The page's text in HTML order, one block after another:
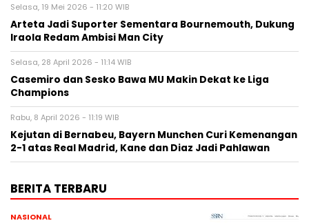
Selasa, 19 Mei 2026 - 11:20 WIB
Arteta Jadi Suporter Sementara Bournemouth, Dukung
Iraola Redam Ambisi Man City
Selasa, 28 April 2026 - 11:14 WIB
Casemiro dan Sesko Bawa MU Makin Dekat ke Liga
Champions
Rabu, 8 April 2026 - 11:19 WIB
Kejutan di Bernabeu, Bayern Munchen Curi Kemenangan
2-1 atas Real Madrid, Kane dan Diaz Jadi Pahlawan
BERITA TERBARU
NASIONAL